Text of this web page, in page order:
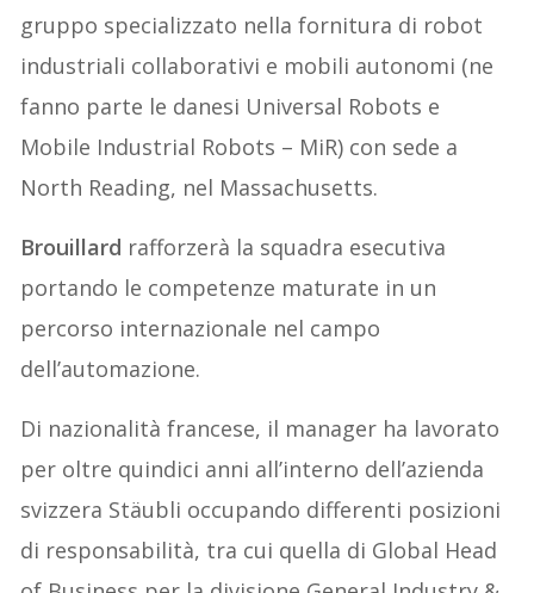
gruppo specializzato nella fornitura di robot
industriali collaborativi e mobili autonomi (ne
fanno parte le danesi Universal Robots e
Mobile Industrial Robots – MiR) con sede a
North Reading, nel Massachusetts.
Brouillard rafforzerà la squadra esecutiva
portando le competenze maturate in un
percorso internazionale nel campo
dell’automazione.
Di nazionalità francese, il manager ha lavorato
per oltre quindici anni all’interno dell’azienda
svizzera Stäubli occupando differenti posizioni
di responsabilità, tra cui quella di Global Head